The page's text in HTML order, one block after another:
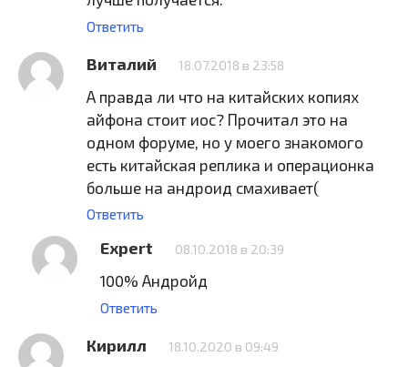
Ответить
Виталий 18.07.2018 в 23:58
А правда ли что на китайских копиях
айфона стоит иос? Прочитал это на
одном форуме, но у моего знакомого
есть китайская реплика и операционка
больше на андроид смахивает(
Ответить
Expert 08.10.2018 в 20:39
100% Андройд
Ответить
Кирилл 18.10.2020 в 09:49